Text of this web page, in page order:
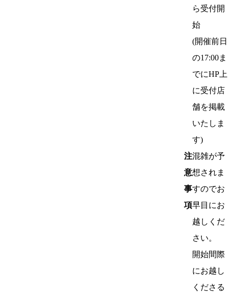
ら受付開
始
(開催前日
の17:00ま
でにHP上
に受付店
舗を掲載
いたしま
す)
注
意
事
項
混雑が予
想されま
すのでお
早目にお
越しくだ
さい。
開始間際
にお越し
くださる